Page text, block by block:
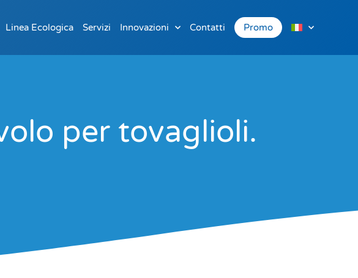
Linea Ecologica Servizi Innovazioni Contatti Promo
per tovaglioli.